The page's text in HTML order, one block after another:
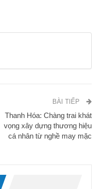
BÀI TIẾP
Thanh Hóa: Chàng trai khát
vọng xây dựng thương hiệu
cá nhân từ nghề may mặc